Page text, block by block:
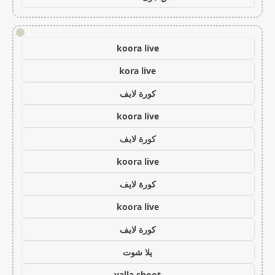
!
koora live
kora live
كورة لايف
koora live
كورة لايف
koora live
كورة لايف
koora live
كورة لايف
يلا شوت